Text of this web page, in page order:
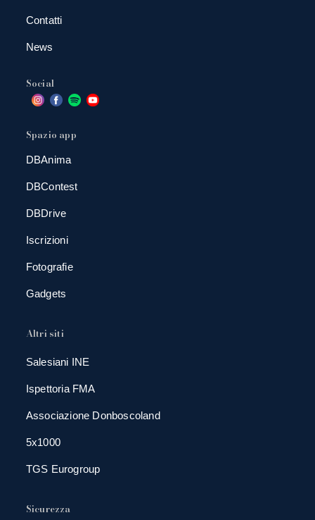
Contatti
News
Social
Spazio app
DBAnima
DBContest
DBDrive
Iscrizioni
Fotografie
Gadgets
Altri siti
Salesiani INE
Ispettoria FMA
Associazione Donboscoland
5x1000
TGS Eurogroup
Sicurezza